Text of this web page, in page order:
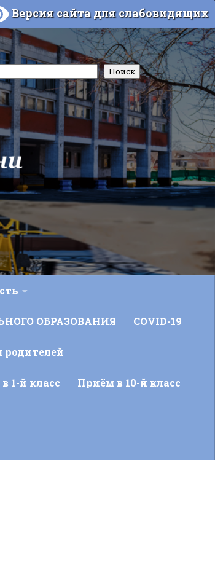
Версия сайта для слабовидящих
Поиск
ОБРАЗОВАНИЯ COVID-19
1-й класс Приём в 10-й класс